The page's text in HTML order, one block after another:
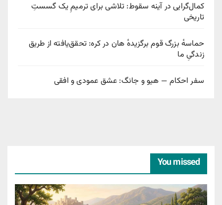
کمال‌گرایی در آینه سقوط: تلاشی برای ترمیمِ یک گسستِ
تاریخی
حماسهٔ بزرگ قوم برگزیدهٔ هان در کره: تحقق‌یافته از طریق
زندگیِ ما
سفر احکام — هیو و جانگ: عشق عمودی و افقی
You missed